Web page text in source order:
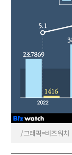
/그래픽=비즈워치